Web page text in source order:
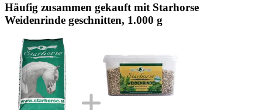
Häufig zusammen gekauft mit Starhorse
Weidenrinde geschnitten, 1.000 g